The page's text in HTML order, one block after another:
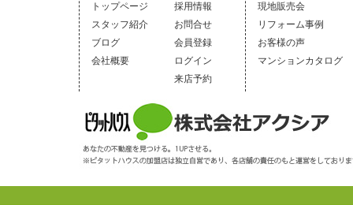
トップページ
スタッフ紹介
ブログ
会社概要
採用情報
お問合せ
会員登録
ログイン
来店予約
現地販売会
リフォーム事例
お客様の声
マンションカタログ